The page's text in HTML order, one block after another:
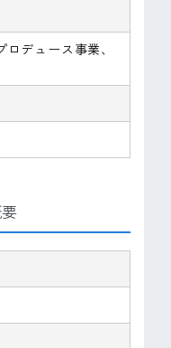
デュース事業、